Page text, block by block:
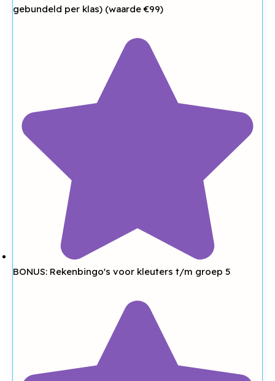
gebundeld per klas) (waarde €99)
BONUS: Rekenbingo's voor kleuters t/m groep 5